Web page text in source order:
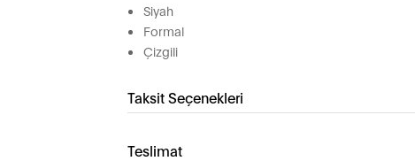
Siyah
Formal
Çizgili
Taksit Seçenekleri
Teslimat